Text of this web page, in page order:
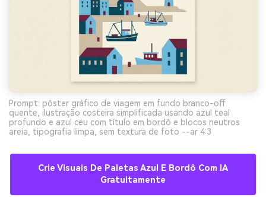
Prompt: pôster gráfico de viagem em fundo branco-off
quente, ilustração costeira simplificada usando azul teal
profundo e azul céu com título em bordô e blocos neutros
areia, tipografia limpa, sem textura de foto --ar 4:3
Crie Visuais De Paletas Azul E Bordô Com IA
Gratuitamente